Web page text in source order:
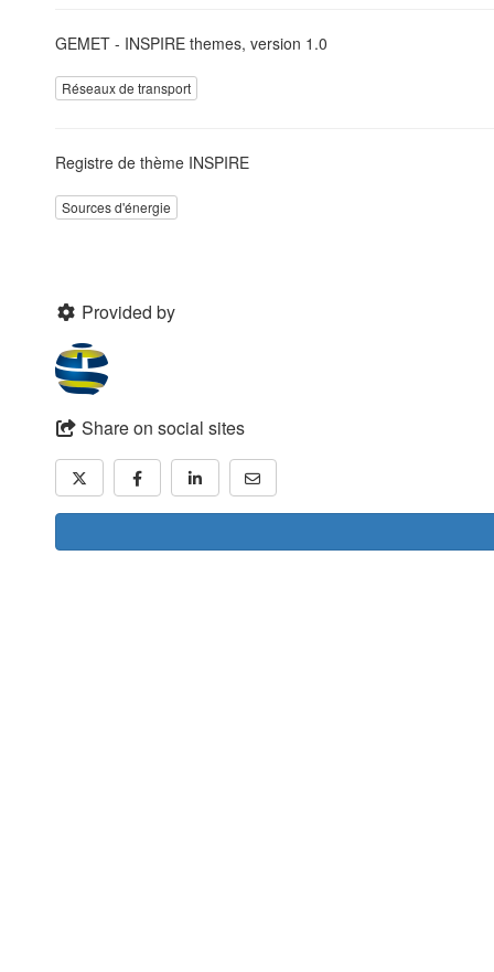
GEMET - INSPIRE themes, version 1.0
Réseaux de transport
Registre de thème INSPIRE
Sources d'énergie
Provided by
Share on social sites